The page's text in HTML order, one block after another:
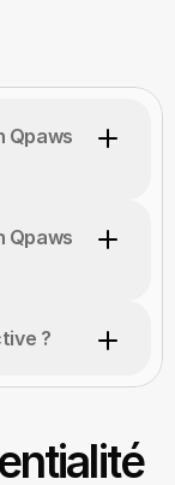
Qpaws
Qpaws
?